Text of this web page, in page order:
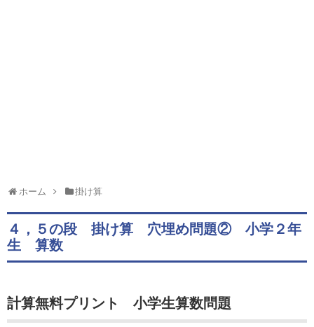
ホーム 掛け算
４，５の段 掛け算 穴埋め問題② 小学２年
生 算数
計算無料プリント 小学生算数問題